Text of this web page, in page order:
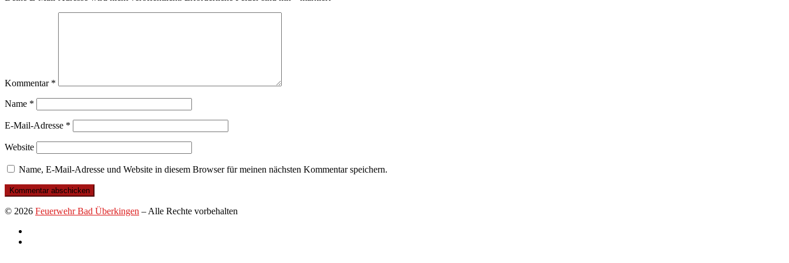
Kommentar *
Name *
E-Mail-Adresse *
Website
Name, E-Mail-Adresse und Website in diesem Browser für meinen nächsten Kommentar speichern.
© 2026 Feuerwehr Bad Überkingen – Alle Rechte vorbehalten